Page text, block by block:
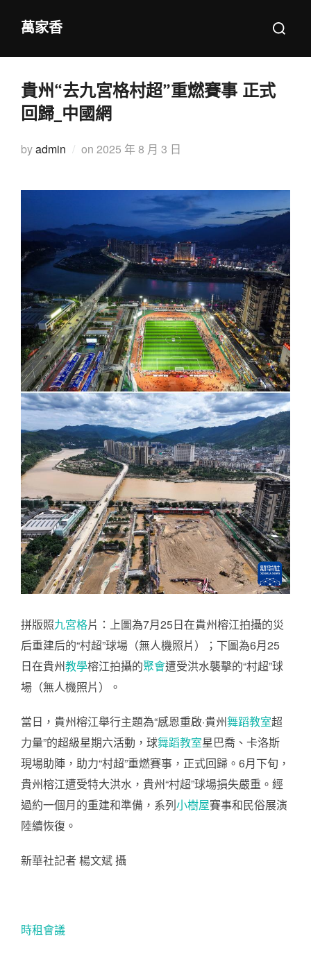
萬家香
Search
貴州“去九宮格村超”重燃賽事 正式
回歸_中國網
byadmin on Posted
2025 年 8 月 3 日
拼版照九宮格片：上圖為7月25日在貴州榕江拍攝的災
后重建后的“村超”球場（無人機照片）；下圖為6月25
日在貴州教學榕江拍攝的聚會遭受洪水襲擊的“村超”球
場（無人機照片）。
當日，貴州榕江舉行主題為“感恩重啟·貴州舞蹈教室超
力量”的超級星期六活動，球舞蹈教室星巴喬、卡洛斯
現場助陣，助力“村超”重燃賽事，正式回歸。6月下旬，
貴州榕江遭受特大洪水，貴州“村超”球場損失嚴重。經
過約一個月的重建和準備，系列小樹屋賽事和民俗展演
陸續恢復。
新華社記者 楊文斌 攝
時租會議